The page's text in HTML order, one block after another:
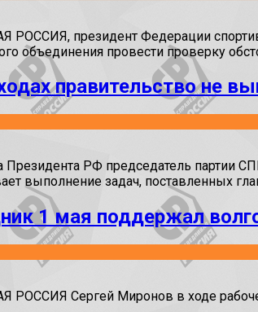
президент Федерации
объединения провести проверку
правительство не
Президента РФ председатель
выполнение задач, поставленных
1 мая поддержал
Сергей Миронов в ходе